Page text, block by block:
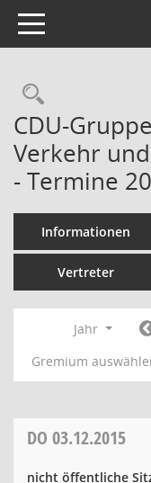
Toggle navigation
CDU-
Verkehr
- Termine
Informationen
Vertreter
Jahr
Gremium
DO 03.12.2015
nicht öffentliche